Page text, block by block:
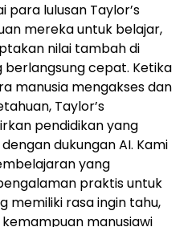
para lulusan Taylor’s
mereka untuk belajar,
nilai tambah di
cepat. Ketika
manusia mengakses dan
Taylor’s
pendidikan yang
dukungan AI. Kami
yang
praktis untuk
memiliki rasa ingin tahu,
manusiawi